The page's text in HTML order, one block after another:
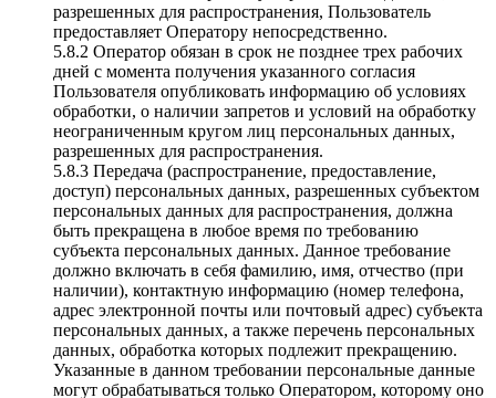
разрешенных для распространения, Пользователь
предоставляет Оператору непосредственно.
5.8.2 Оператор обязан в срок не позднее трех рабочих
дней с момента получения указанного согласия
Пользователя опубликовать информацию об условиях
обработки, о наличии запретов и условий на обработку
неограниченным кругом лиц персональных данных,
разрешенных для распространения.
5.8.3 Передача (распространение, предоставление,
доступ) персональных данных, разрешенных субъектом
персональных данных для распространения, должна
быть прекращена в любое время по требованию
субъекта персональных данных. Данное требование
должно включать в себя фамилию, имя, отчество (при
наличии), контактную информацию (номер телефона,
адрес электронной почты или почтовый адрес) субъекта
персональных данных, а также перечень персональных
данных, обработка которых подлежит прекращению.
Указанные в данном требовании персональные данные
могут обрабатываться только Оператором, которому оно